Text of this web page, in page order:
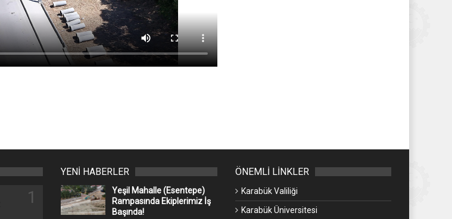
1
YENİ HABERLER
Yeşil Mahalle (Esentepe)
Rampasında Ekiplerimiz İş
Başında!
ÖNEMLİ LİNKLER
Karabük Valiliği
Karabük Üniversitesi